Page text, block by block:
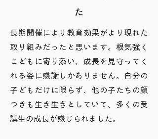
た
長期開催により教育効果がより現れた
取り組みだったと思います。根気強く
こどもに寄り添い、成長を見守ってく
れる姿に感謝しかありません。自分の
子どもだけに限らず、他の子たちの顔
つきも生き生きとしていて、多くの受
講生の成長が感じられました。